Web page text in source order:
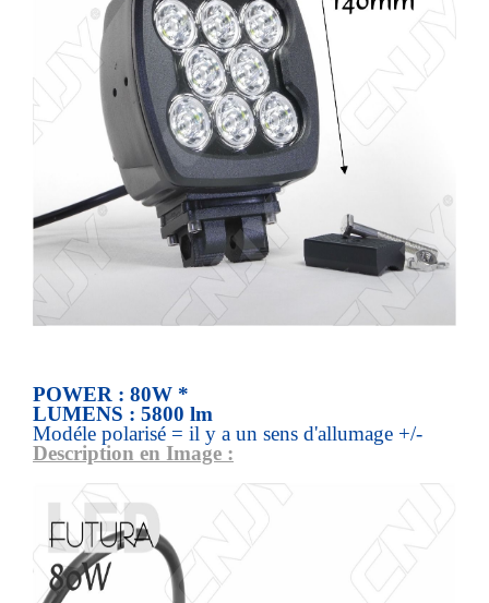
POWER : 80W *
LUMENS : 5800 lm
Modéle polarisé = il y a un sens d'allumage +/-
Description en Image :